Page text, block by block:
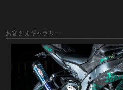
お客さまギャラリー